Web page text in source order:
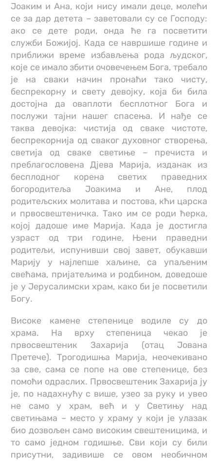
Јоаким и Ана, који нису имали деце, молећи
се за дар детета – заветовали су се Господу:
ако се дете роди, онда ће га посветити
служби Божијој. Када се навршише године и
приближи време избављења рода људског,
које се имало збити очовечењем Бога, требало
је на сваки начин пронаћи тако чисту,
беспрекорну и свету девојку, која би била
достојна да оваплоти бесплотног Бога и
послужи тајни нашег спасења. И нађе се
таква девојка: чистија од сваке чистоте,
беспрекорнија од сваког духовног створења,
светија од сваке светиње – пречиста и
преблагословена Дјева Марија, изданак из
бесплодног корена светих праведних
богородитеља Јоакима и Ане, плод
родитељских молитава и постова, кћи царска
и првосвештеничка. Tако им се роди ћерка,
којој дадоше име Марија. Када је достигла
узраст од три године, Њени праведни
родитељи, испунивши свој завет, обукавши
Марију у најлепше хаљине, са упаљеним
свећама, пријатељима и родбином, доведоше
је у Јерусалимски храм, како би је посветили
Богу.
Високе камене степенице водиле су до
храма. На врху степеница чекао jе
првосвештеник Захарија (отац Јована
Претече). Трогодишња Марија, неочекивано
за све, сама се попе на ове степенице, без
помоћи одраслих. Првосвештеник Захарија jу
jе, по надахнућу с више, узео за руку и увео
не само у храм, већ и у Светињу над
светињама – место у храму у који је улазак
био дозвољен само високим свештеницима, и
то само једном годишње. Сви који су били
присутни, задивише се овом необичном